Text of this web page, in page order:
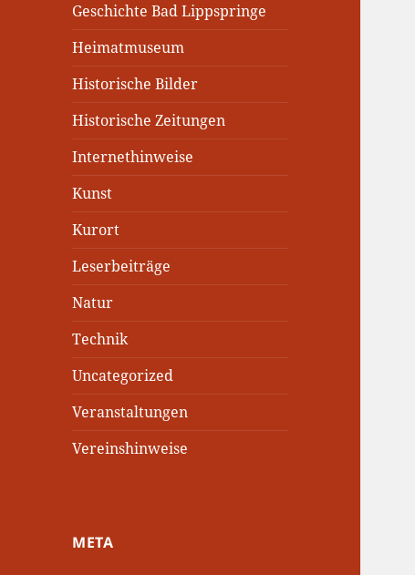
Geschichte Bad Lippspringe
Heimatmuseum
Historische Bilder
Historische Zeitungen
Internethinweise
Kunst
Kurort
Leserbeiträge
Natur
Technik
Uncategorized
Veranstaltungen
Vereinshinweise
META